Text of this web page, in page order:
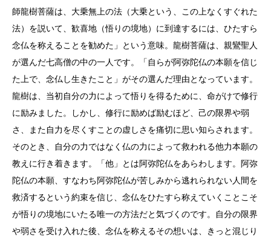
師龍樹菩薩は、大乗無上の法（大乗という、この上なくすぐれた
法）を説いて、歓喜地（悟りの境地）に到達するには、ひたすら
念仏を称えることを勧めた」という意味。龍樹菩薩は、親鸞聖人
が選んだ七高僧の中の一人です。「自らが阿弥陀仏の本願を信じ
た上で、念仏し生きたこと」がその選んだ理由となっています。
龍樹は、当初自分の力によって悟りを得るために、命がけで修行
に励みました。しかし、修行に励めば励むほど、己の限界や弱
さ、また自力を尽くすことの虚しさを痛切に思い知らされます。
そのとき、自分の力ではなく仏の力によって救われる他力本願の
教えに行き着きます。「他」とは阿弥陀仏をあらわします。阿弥
陀仏の本願、すなわち阿弥陀仏が苦しみから逃れられない人間を
救済するという約束を信じ、念仏をひたすら称えていくことこそ
が悟りの境地にいたる唯一の方法だと気づくのです。自分の限界
や弱さを受け入れた後、念仏を称えるその想いは、きっと混じり